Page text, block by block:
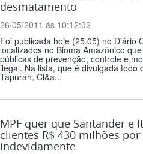
desmatamento
26/05/2011 ás 10:12:02
Foi publicada hoje (25.05) no Diário
localizados no Bioma Amazônico
públicas de prevenção, controle e
ilegal. Na lista, que é divulgada todo
Tapurah, Cl&a...
MPF quer que Santander e
clientes R$ 430 milhões
indevidamente